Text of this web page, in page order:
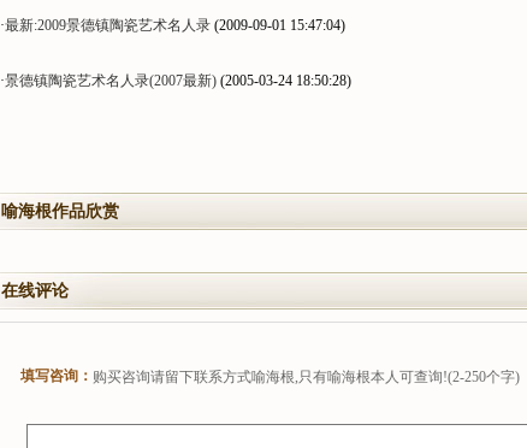
·最新:2009景德镇陶瓷艺术名人录 (2009-09-01 15:47:04)
·景德镇陶瓷艺术名人录(2007最新) (2005-03-24 18:50:28)
喻海根作品欣赏
在线评论
填写咨询： 购买咨询请留下联系方式喻海根,只有喻海根本人可查询!(2-250个字)